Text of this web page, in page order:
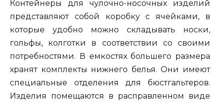
Контейнеры для чулочно-носочных изделий
представляют собой коробку с ячейками, в
которые удобно можно складывать носки,
гольфы, колготки в соответствии со своими
потребностями. В емкостях большего размера
хранят комплекты нижнего белья. Они имеют
специальные отделения для бюстгальтеров.
Изделия помещаются в расправленном виде